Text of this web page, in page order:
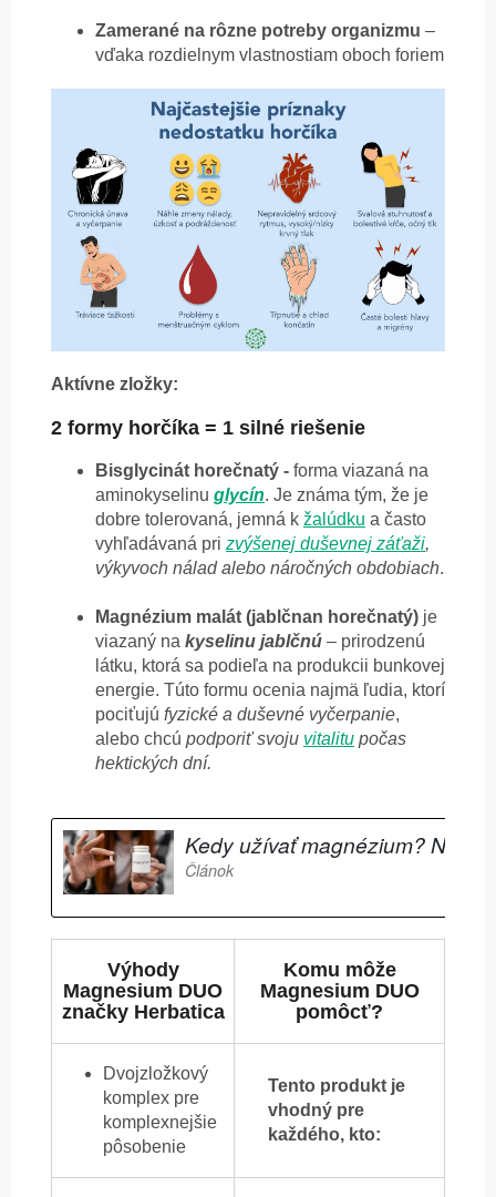
Zamerané na rôzne potreby organizmu –
vďaka rozdielnym vlastnostiam oboch foriem
Aktívne zložky:
2 formy horčíka = 1 silné riešenie
Bisglycinát horečnatý - forma viazaná na
aminokyselinu glycín. Je známa tým, že je
dobre tolerovaná, jemná k žalúdku a často
vyhľadávaná pri zvýšenej duševnej záťaži,
výkyvoch nálad alebo náročných obdobiach.
Magnézium malát (jablčnan horečnatý) je
viazaný na kyselinu jablčnú – prirodzenú
látku, ktorá sa podieľa na produkcii bunkovej
energie. Túto formu ocenia najmä ľudia, ktorí
pociťujú fyzické a duševné vyčerpanie,
alebo chcú podporiť svoju vitalitu počas
hektických dní.
Výhody
Magnesium DUO
značky Herbatica
Komu môže
Magnesium DUO
pomôcť?
Dvojzložkový
komplex pre
komplexnejšie
pôsobenie
Tento produkt je
vhodný pre
každého, kto: